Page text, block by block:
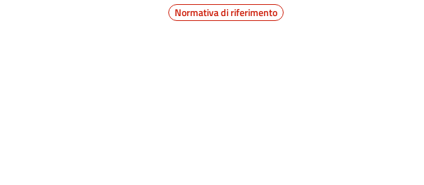
Normativa di riferimento